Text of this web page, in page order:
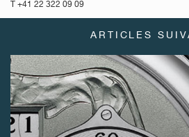
T +41 22 322 09 09
ARTICLES